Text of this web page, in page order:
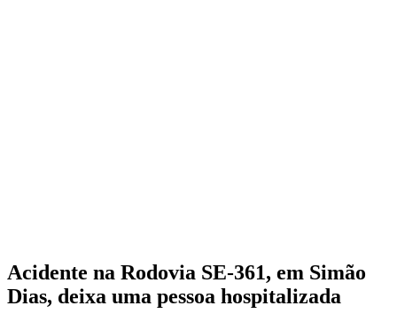
Acidente na Rodovia SE-361, em Simão
Dias, deixa uma pessoa hospitalizada